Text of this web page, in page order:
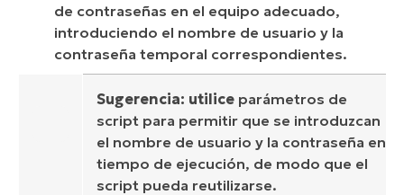
de contraseñas en el equipo adecuado,
introduciendo el nombre de usuario y la
contraseña temporal correspondientes.
Sugerencia: utilice parámetros de
script para permitir que se introduzcan
el nombre de usuario y la contraseña en
tiempo de ejecución, de modo que el
script pueda reutilizarse.